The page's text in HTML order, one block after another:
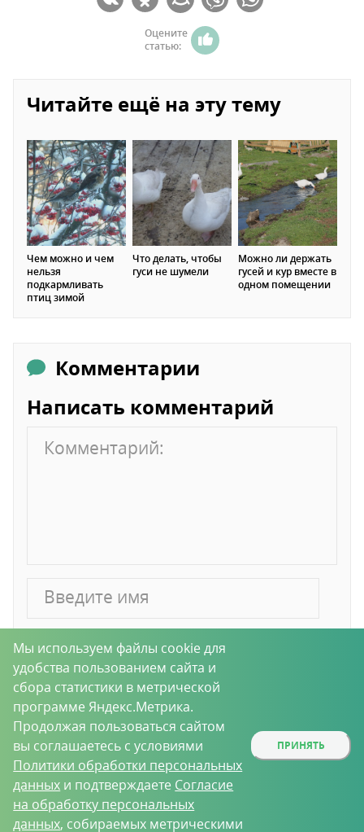
Оцените
статью:
Читайте ещё на эту тему
Чем можно и чем
нельзя
подкармливать
птиц зимой
Что делать, чтобы
гуси не шумели
Можно ли держать
гусей и кур вместе в
одном помещении
Комментарии
Написать комментарий
Отправить
Подписаться на комментарии к
этой статье
Новости
Мы используем файлы cookie для
удобства пользованием сайта и
сбора статистики в метрической
программе Яндекс.Метрика.
Продолжая пользоваться сайтом
вы соглашаетесь с условиями
Политики обработки персональных
данных и подтверждаете Согласие
на обработку персональных
данных, собираемых метрическими
ПРИНЯТЬ